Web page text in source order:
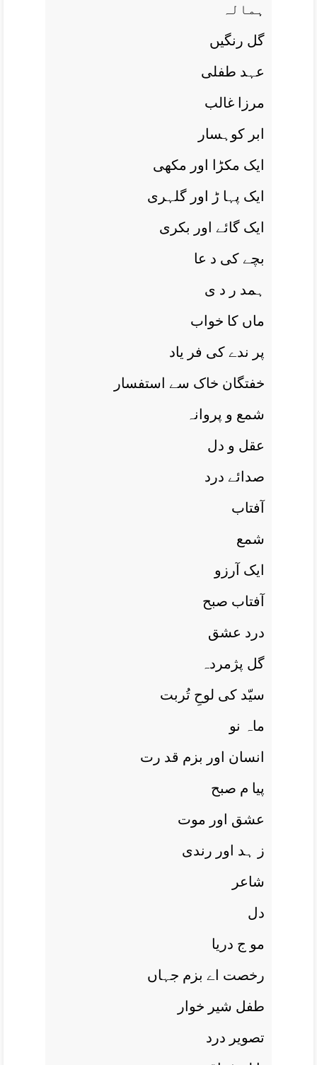
ہمالہ
گل رنگيں
عہد طفلی
مرزا غالب
ابر کوہسار
ايک مکڑا اور مکھی
ايک پہا ڑ اور گلہری
ايک گائے اور بکری
بچے کی د عا
ہمد ر د ی
ماں کا خواب
پر ندے کی فر ياد
خفتگان خاک سے استفسار
شمع و پروانہ
عقل و دل
صدائے درد
آفتاب
شمع
ايک آرزو
آفتاب صبح
درد عشق
گل پژمردہ
سیّد کی لوحِ تُربت
ماہ نو
انسان اور بزم قد رت
پيا م صبح
عشق اور موت
ز ہد اور رندی
شاعر
دل
مو ج دريا
رخصت اے بزم جہاں
طفل شير خوار
تصوير درد